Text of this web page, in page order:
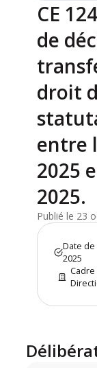
CE
de
droit
entre
2025
2025.
Publié le 23
Date
2025